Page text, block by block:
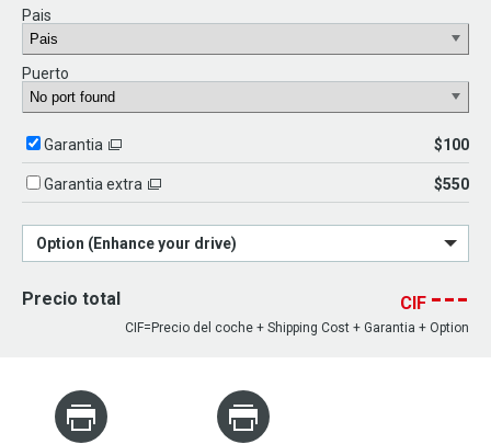
Pais
Puerto
Garantia $100
Garantia extra $550
Option (Enhance your drive)
Precio total CIF ---
CIF=Precio del coche + Shipping Cost + Garantia + Option